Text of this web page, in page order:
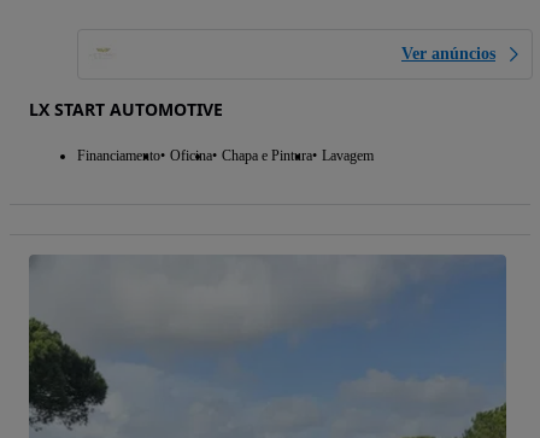
Ver anúncios
LX START AUTOMOTIVE
Financiamento Oficina Chapa e Pintura Lavagem